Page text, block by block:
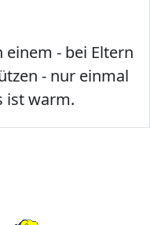
einem - bei Eltern
- nur einmal
ist warm.